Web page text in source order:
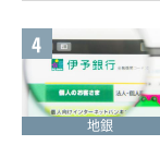
4
地銀